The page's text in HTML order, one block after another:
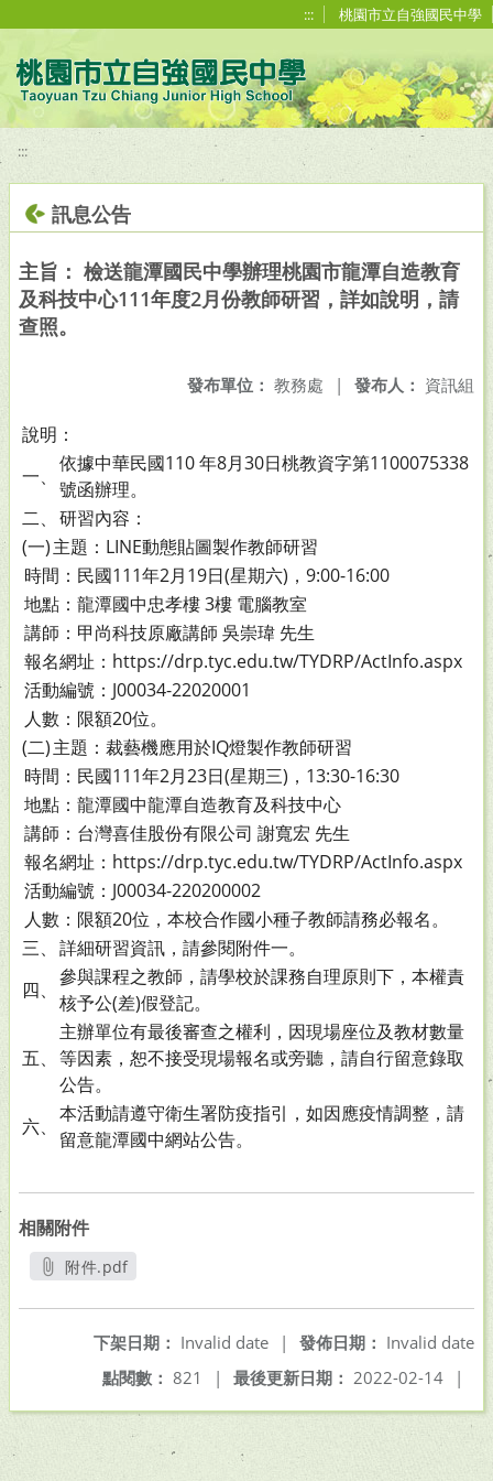
::: 桃園市立自強國民中學
:::
訊息公告
主旨： 檢送龍潭國民中學辦理桃園市龍潭自造教育
及科技中心111年度2月份教師研習，詳如說明，請
查照。
發布人： 資訊組
發布單位： 教務處 |
說明：
一、
依據中華民國110 年8月30日桃教資字第1100075338
號函辦理。
二、 研習內容：
(一)主題：LINE動態貼圖製作教師研習
時間：民國111年2月19日(星期六)，9:00-16:00
地點：龍潭國中忠孝樓 3樓 電腦教室
講師：甲尚科技原廠講師 吳崇瑋 先生
報名網址：https://drp.tyc.edu.tw/TYDRP/ActInfo.aspx
活動編號：J00034-22020001
人數：限額20位。
(二)主題：裁藝機應用於IQ燈製作教師研習
時間：民國111年2月23日(星期三)，13:30-16:30
地點：龍潭國中龍潭自造教育及科技中心
講師：台灣喜佳股份有限公司 謝寬宏 先生
報名網址：https://drp.tyc.edu.tw/TYDRP/ActInfo.aspx
活動編號：J00034-220200002
人數：限額20位，本校合作國小種子教師請務必報名。
三、 詳細研習資訊，請參閱附件一。
四、
參與課程之教師，請學校於課務自理原則下，本權責
核予公(差)假登記。
五、
主辦單位有最後審查之權利，因現場座位及教材數量
等因素，恕不接受現場報名或旁聽，請自行留意錄取
公告。
六、
本活動請遵守衛生署防疫指引，如因應疫情調整，請
留意龍潭國中網站公告。
相關附件
附件.pdf
發佈日期： Invalid date
下架日期： Invalid date
|
最後更新日期： 2022-02-14 |
點閱數： 821 |